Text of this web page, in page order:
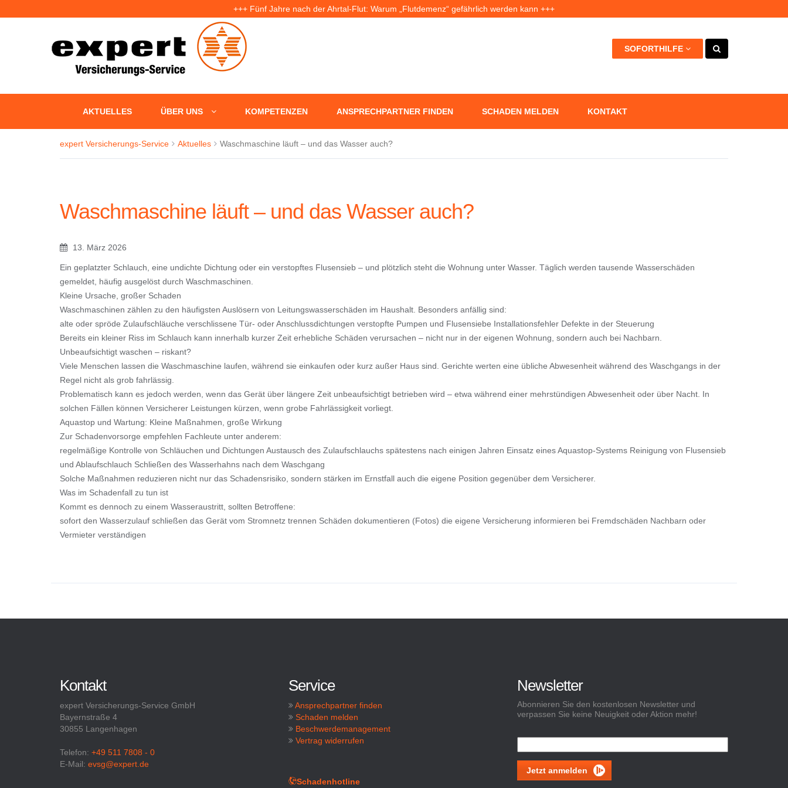
+++ Fünf Jahre nach der Ahrtal-Flut: Warum „Flutdemenz“ gefährlich werden kann +++
+++ Urlaub ohne Sorgen: Was Nachbarn dürfen – und wer bei Schäden haftet +++
SOFORTHILFE
AKTUELLES ÜBER UNS KOMPETENZEN ANSPRECHPARTNER FINDEN SCHADEN MELDEN KONTAKT
expert Versicherungs-Service Aktuelles Waschmaschine läuft – und das Wasser auch?
Waschmaschine läuft – und das Wasser auch?
13. März 2026
Ein geplatzter Schlauch, eine undichte Dichtung oder ein verstopftes Flusensieb – und plötzlich steht die Wohnung unter Wasser. Täglich werden tausende Wasserschäden
gemeldet, häufig ausgelöst durch Waschmaschinen.
Kleine Ursache, großer Schaden
Waschmaschinen zählen zu den häufigsten Auslösern von Leitungswasserschäden im Haushalt. Besonders anfällig sind:
alte oder spröde Zulaufschläuche verschlissene Tür- oder Anschlussdichtungen verstopfte Pumpen und Flusensiebe Installationsfehler Defekte in der Steuerung
Bereits ein kleiner Riss im Schlauch kann innerhalb kurzer Zeit erhebliche Schäden verursachen – nicht nur in der eigenen Wohnung, sondern auch bei Nachbarn.
Unbeaufsichtigt waschen – riskant?
Viele Menschen lassen die Waschmaschine laufen, während sie einkaufen oder kurz außer Haus sind. Gerichte werten eine übliche Abwesenheit während des Waschgangs in der
Regel nicht als grob fahrlässig.
Problematisch kann es jedoch werden, wenn das Gerät über längere Zeit unbeaufsichtigt betrieben wird – etwa während einer mehrstündigen Abwesenheit oder über Nacht. In
solchen Fällen können Versicherer Leistungen kürzen, wenn grobe Fahrlässigkeit vorliegt.
Aquastop und Wartung: Kleine Maßnahmen, große Wirkung
Zur Schadenvorsorge empfehlen Fachleute unter anderem:
regelmäßige Kontrolle von Schläuchen und Dichtungen Austausch des Zulaufschlauchs spätestens nach einigen Jahren Einsatz eines Aquastop-Systems Reinigung von Flusensieb
und Ablaufschlauch Schließen des Wasserhahns nach dem Waschgang
Solche Maßnahmen reduzieren nicht nur das Schadensrisiko, sondern stärken im Ernstfall auch die eigene Position gegenüber dem Versicherer.
Was im Schadenfall zu tun ist
Kommt es dennoch zu einem Wasseraustritt, sollten Betroffene:
sofort den Wasserzulauf schließen das Gerät vom Stromnetz trennen Schäden dokumentieren (Fotos) die eigene Versicherung informieren bei Fremdschäden Nachbarn oder
Vermieter verständigen
Kontakt
expert Versicherungs-Service GmbH
Bayernstraße 4
30855 Langenhagen
Telefon: +49 511 7808 - 0
E-Mail: evsg@expert.de
Service
Ansprechpartner finden
Schaden melden
Beschwerdemanagement
Vertrag widerrufen
Schadenhotline
Newsletter
Abonnieren Sie den kostenlosen Newsletter und
verpassen Sie keine Neuigkeit oder Aktion mehr!
Jetzt anmelden